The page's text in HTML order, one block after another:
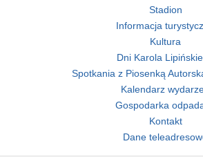
Stadion
Informacja
Kultura
Dni Karola
Spotkania z Piosenką
Kalendarz
Gospodarka
Kontakt
Dane